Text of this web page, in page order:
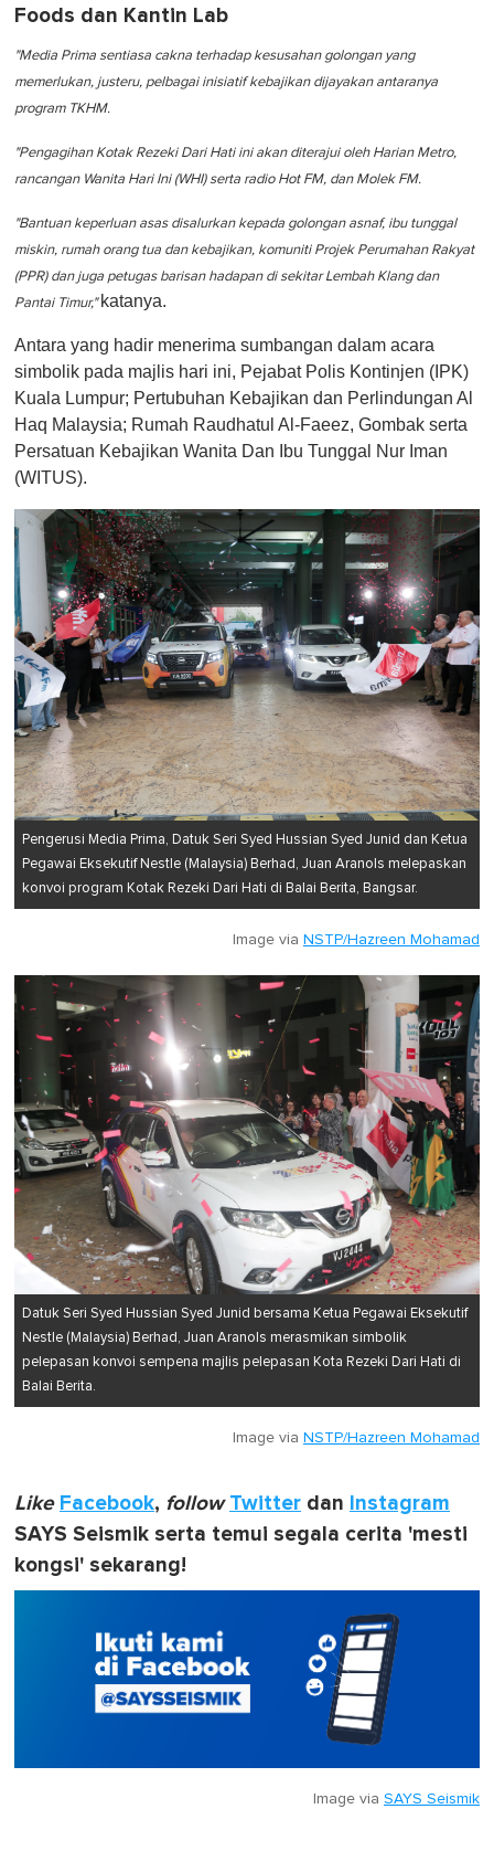
Foods dan Kantin Lab
"Media Prima sentiasa cakna terhadap kesusahan golongan yang
memerlukan, justeru, pelbagai inisiatif kebajikan dijayakan antaranya
program TKHM.
"Pengagihan Kotak Rezeki Dari Hati ini akan diterajui oleh Harian Metro,
rancangan Wanita Hari Ini (WHI) serta radio Hot FM, dan Molek FM.
"Bantuan keperluan asas disalurkan kepada golongan asnaf, ibu tunggal
miskin, rumah orang tua dan kebajikan, komuniti Projek Perumahan Rakyat
(PPR) dan juga petugas barisan hadapan di sekitar Lembah Klang dan
Pantai Timur," katanya.
Antara yang hadir menerima sumbangan dalam acara
simbolik pada majlis hari ini, Pejabat Polis Kontinjen (IPK)
Kuala Lumpur; Pertubuhan Kebajikan dan Perlindungan Al
Haq Malaysia; Rumah Raudhatul Al-Faeez, Gombak serta
Persatuan Kebajikan Wanita Dan Ibu Tunggal Nur Iman
(WITUS).
Pengerusi Media Prima, Datuk Seri Syed Hussian Syed Junid dan Ketua
Pegawai Eksekutif Nestle (Malaysia) Berhad, Juan Aranols melepaskan
konvoi program Kotak Rezeki Dari Hati di Balai Berita, Bangsar.
Image via NSTP/Hazreen Mohamad
Datuk Seri Syed Hussian Syed Junid bersama Ketua Pegawai Eksekutif
Nestle (Malaysia) Berhad, Juan Aranols merasmikan simbolik
pelepasan konvoi sempena majlis pelepasan Kota Rezeki Dari Hati di
Balai Berita.
Image via NSTP/Hazreen Mohamad
Like Facebook, follow Twitter dan Instagram
SAYS Seismik serta temui segala cerita 'mesti
kongsi' sekarang!
Image via SAYS Seismik